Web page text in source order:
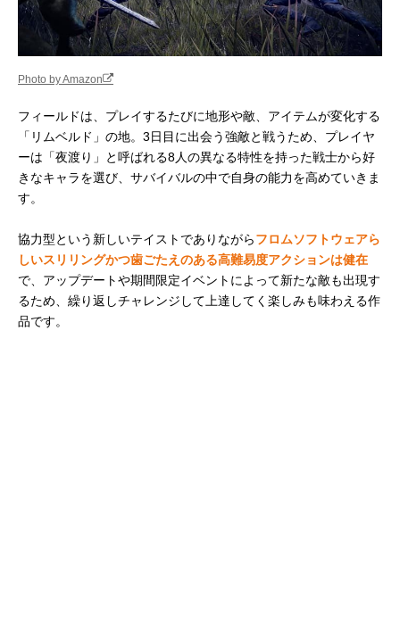
Photo by Amazon
フィールドは、プレイするたびに地形や敵、アイテムが変化する
「リムベルド」の地。3日目に出会う強敵と戦うため、プレイヤ
ーは「夜渡り」と呼ばれる8人の異なる特性を持った戦士から好
きなキャラを選び、サバイバルの中で自身の能力を高めていきま
す。
協力型という新しいテイストでありながらフロムソフトウェアら
しいスリリングかつ歯ごたえのある高難易度アクションは健在
で、アップデートや期間限定イベントによって新たな敵も出現す
るため、繰り返しチャレンジして上達してく楽しみも味わえる作
品です。